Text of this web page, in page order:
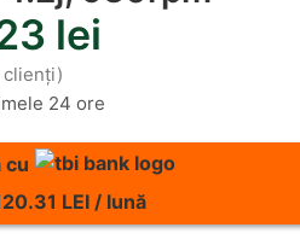
lei
clienți)
24 ore
cu
LEI / lună